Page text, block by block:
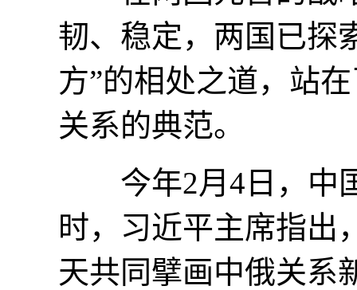
韧、稳定，两国已探
方”的相处之道，站
关系的典范。
今年2月4日，中国
时，习近平主席指出
天共同擘画中俄关系